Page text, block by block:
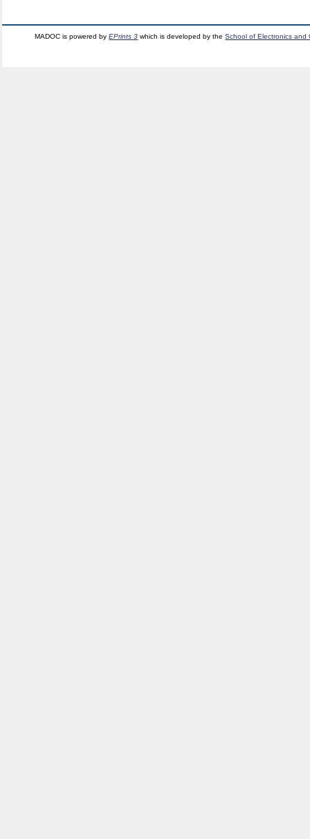
MADOC is powered byEPrints 3 which is developed by theSchool of Electronics and